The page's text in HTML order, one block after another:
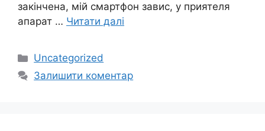
закінчена, мій смартфон завис, у приятеля
апарат … Читати далі
Категорії
Uncategorized
Залишити коментар